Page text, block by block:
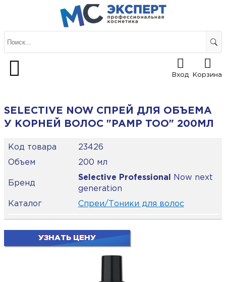
Вход Корзина
SELECTIVE NOW СПРЕЙ ДЛЯ ОБЪЕМА
У КОРНЕЙ ВОЛОС "PAMP TOO" 200МЛ
Код товара
23426
Объем
200 мл
Бренд
Selective Professional
Now next
generation
Каталог
Спреи/Тоники для волос
УЗНАТЬ ЦЕНУ